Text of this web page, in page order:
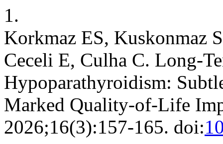
1.
Korkmaz ES, Kuskonmaz
Ceceli E, Culha C. Long-
Hypoparathyroidism:
Marked Quality-of-Life
2026;16(3):157-165. doi: